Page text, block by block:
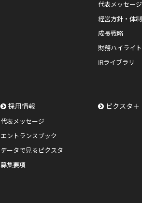
代表メッセージ
経営方針・体制
成長戦略
財務ハイライト
IRライブラリ
採用情報
代表メッセージ
エントランスブック
データで見るピクスタ
募集要項
ピクスタ＋